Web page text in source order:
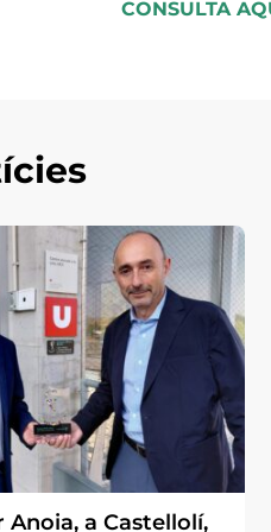
CONSULTA
a Castellolí,